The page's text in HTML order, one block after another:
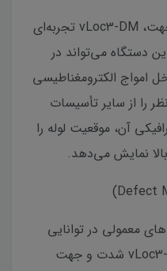
با بهره‌گیری از هشت آنتن هم‌جهت، vLoc3-DM تجربه‌ای
دستگاه می‌تواند در
الکترومغناطیسی
را از سایر تأسیسات
آن، موقعیت لوله را
نمایش می‌دهد.
معمولی در توانایی
آن در تحلیل جریان است. vLoc3-DM شدت و جهت